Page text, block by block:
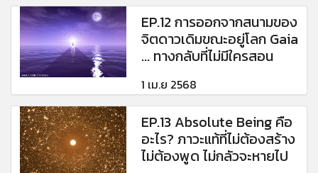
EP.12 การออกจากสนามของ
จิตดาวเดิมขณะอยู่โลก Gaia
... ทางกลับที่ไม่มีใครสอน
1 เม.ย 2568
EP.13 Absolute Being คือ
อะไร? ภาวะแท้ที่ไม่ต้องสร้าง
ไม่ต้องพูด ไม่กลัวจะหายไป